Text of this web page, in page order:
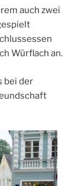
auch zwei
Würflach an.
bei der